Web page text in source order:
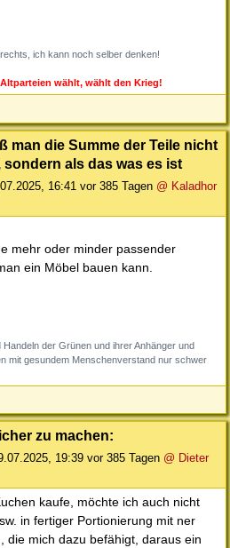
ich kann noch selber denken!
wählt, wählt den Krieg!
man die Summe der Teile nicht
als das was es ist
16:41 vor 385 Tagen @ Kaladhor
mehr oder minder passender
ein Möbel bauen kann.
der Grünen und ihrer Anhänger und
mit gesundem Menschenverstand nur schwer
zu machen:
19:39 vor 385 Tagen @ Dieter
kaufe, möchte ich auch nicht
in fertiger Portionierung mit ner
die mich dazu befähigt, daraus ein